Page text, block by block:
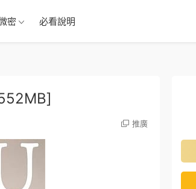
密 必看說明
推廣